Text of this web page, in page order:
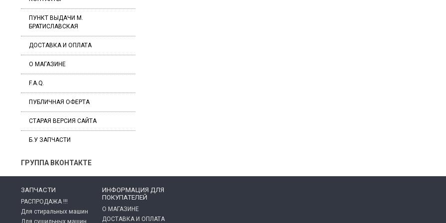
ПУНКТ ВЫДАЧИ М.
БРАТИСЛАВСКАЯ
ДОСТАВКА И ОПЛАТА
О МАГАЗИНЕ
F.A.Q.
ПУБЛИЧНАЯ ОФЕРТА
СТАРАЯ ВЕРСИЯ САЙТА
Б.У ЗАПЧАСТИ
ГРУППА ВКОНТАКТЕ
ЗАПЧАСТИ
РАСПРОДАЖА !!!
Для стиральных машин
Для сушильных машин
ИНФОРМАЦИЯ ДЛЯ
ПОКУПАТЕЛЕЙ
О МАГАЗИНЕ
ДОСТАВКА И ОПЛАТА